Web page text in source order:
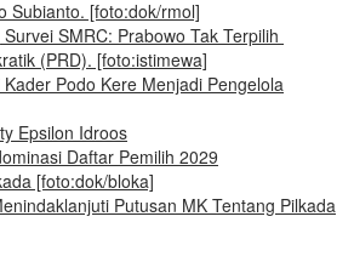
SMRC: Prabowo Tak Terpilih
Podo Kere Menjadi Pengelola
Daftar Pemilih 2029
Putusan MK Tentang Pilkada